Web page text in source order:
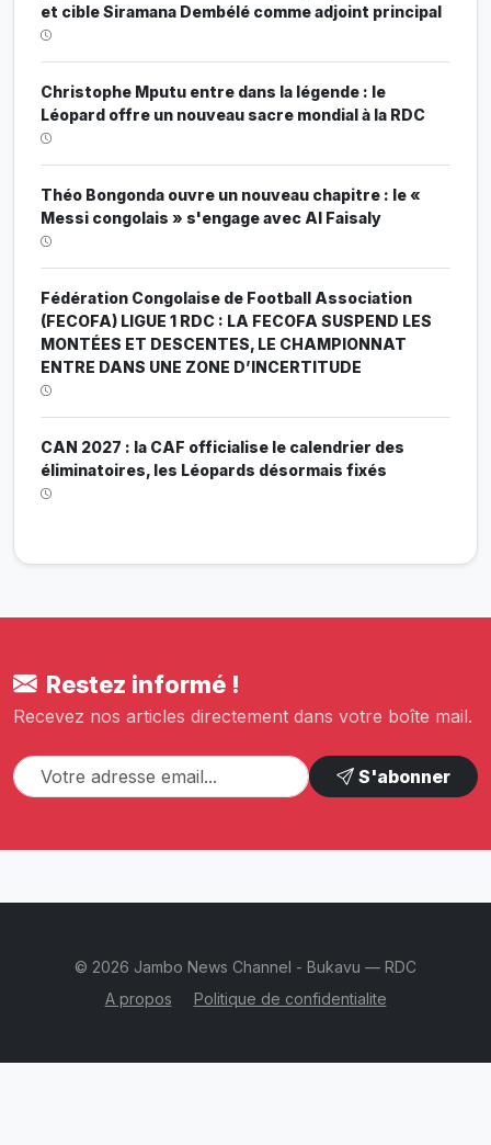
et cible Siramana Dembélé comme adjoint principal
Christophe Mputu entre dans la légende : le
Léopard offre un nouveau sacre mondial à la RDC
Théo Bongonda ouvre un nouveau chapitre : le «
Messi congolais » s'engage avec Al Faisaly
Fédération Congolaise de Football Association
(FECOFA) LIGUE 1 RDC : LA FECOFA SUSPEND LES
MONTÉES ET DESCENTES, LE CHAMPIONNAT
ENTRE DANS UNE ZONE D’INCERTITUDE
CAN 2027 : la CAF officialise le calendrier des
éliminatoires, les Léopards désormais fixés
Restez informé !
Recevez nos articles directement dans votre boîte mail.
S'abonner
© 2026 Jambo News Channel - Bukavu — RDC
A propos
Politique de confidentialite